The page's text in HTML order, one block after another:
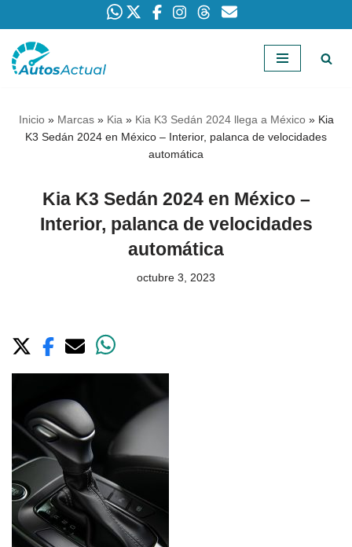
Saltar
Inicio» Marcas» Kia » Kia K3 Sedán 2024 llega a México» Kia
K3 Sedán 2024 en México – Interior, palanca de velocidades
automática
Kia K3 Sedán 2024 en México –
Interior, palanca de velocidades
automática
octubre 3, 2023